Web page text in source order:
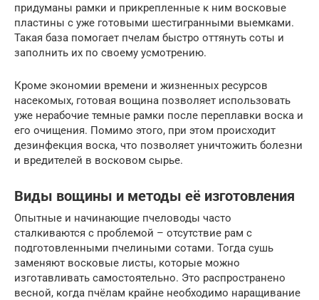
придуманы рамки и прикрепленные к ним восковые
пластины с уже готовыми шестигранными выемками.
Такая база помогает пчелам быстро оттянуть соты и
заполнить их по своему усмотрению.
Кроме экономии времени и жизненных ресурсов
насекомых, готовая вощина позволяет использовать
уже нерабочие темные рамки после переплавки воска и
его очищения. Помимо этого, при этом происходит
дезинфекция воска, что позволяет уничтожить болезни
и вредителей в восковом сырье.
Виды вощины и методы её изготовления
Опытные и начинающие пчеловоды часто
сталкиваются с проблемой – отсутствие рам с
подготовленными пчелиными сотами. Тогда сушь
заменяют восковые листы, которые можно
изготавливать самостоятельно. Это распространено
весной, когда пчёлам крайне необходимо наращивание